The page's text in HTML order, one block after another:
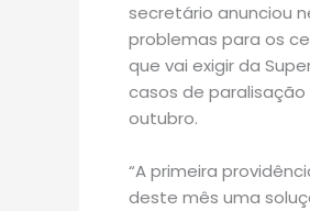
secretário anunciou
problemas para os
que vai exigir da
casos de
outubro.
“A primeira
deste mês uma